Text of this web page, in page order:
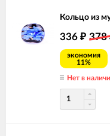
Кольцо из
336 ₽ 378
экономия
11%
Нет в